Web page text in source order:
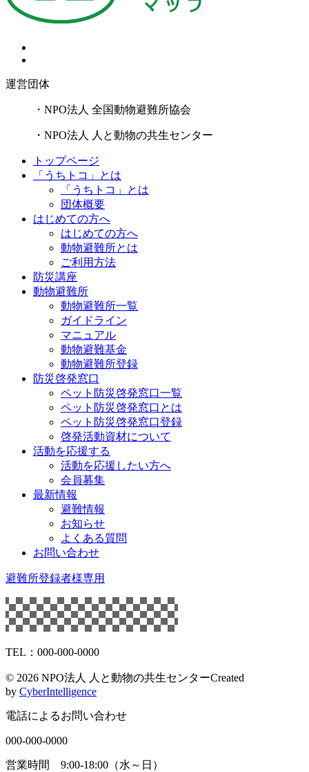
運営団体
・NPO法人 全国動物避難所協会
・NPO法人 人と動物の共生センター
トップページ
「うちトコ」とは
「うちトコ」とは
団体概要
はじめての方へ
はじめての方へ
動物避難所とは
ご利用方法
防災講座
動物避難所
動物避難所一覧
ガイドライン
マニュアル
動物避難基金
動物避難所登録
防災啓発窓口
ペット防災啓発窓口一覧
ペット防災啓発窓口とは
ペット防災啓発窓口登録
啓発活動資材について
活動を応援する
活動を応援したい方へ
会員募集
最新情報
避難情報
お知らせ
よくある質問
お問い合わせ
避難所登録者様専用
TEL：000-000-0000
© 2026 NPO法人 人と動物の共生センターCreated
by CyberIntelligence
電話によるお問い合わせ
000-000-0000
営業時間 9:00-18:00（水～日）